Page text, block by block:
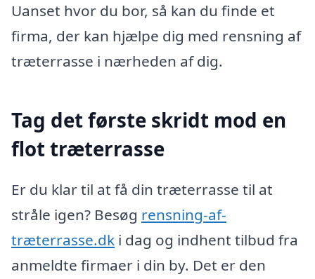
Uanset hvor du bor, så kan du finde et
firma, der kan hjælpe dig med rensning af
træterrasse i nærheden af dig.
Tag det første skridt mod en
flot træterrasse
Er du klar til at få din træterrasse til at
stråle igen? Besøg rensning-af-
træterrasse.dk i dag og indhent tilbud fra
anmeldte firmaer i din by. Det er den